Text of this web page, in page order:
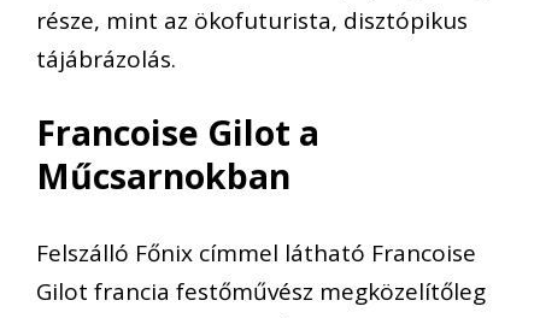
része, mint az ökofuturista, disztópikus
tájábrázolás.
Francoise Gilot a
Műcsarnokban
Felszálló Főnix címmel látható Francoise
Gilot francia festőművész megközelítőleg